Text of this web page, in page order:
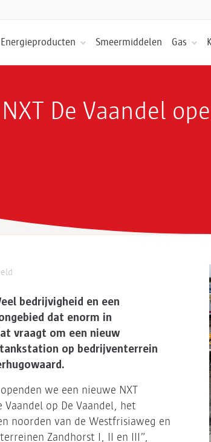
Energieproducten Smeermiddelen Gas
De Vaandel
bedrijvigheid en een
dat enorm in
vraagt om een nieuw
op bedrijventerrein
we een nieuwe NXT
Vaandel op De Vaandel, het
noorden van de Westfrisiaweg en
Zandhorst I, II en III”,